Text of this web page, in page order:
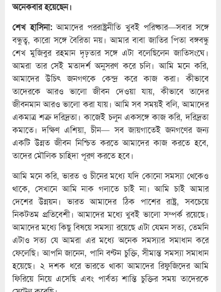
অনেকবার হয়েছেন।
শেখ হাসিনা:আমাদের পররাষ্ট্রনীতি খুবই পরিষ্কার—সবার সঙ্গে
বন্ধুত্ব, কারো সঙ্গে বৈরিতা নয়। আমার বাবা জাতির পিতা বঙ্গবন্ধু
শেখ মুজিবুর রহমান দৃঢ়তার সঙ্গে এটা বলেছিলেন জাতিসংঘে।
আমরা তার সেই মতাদর্শ অনুসরণ করে চলি। আমি মনে করি,
আমাদের উচিৎ জনগণকে কেন্দ্র করে কাজ করা। কীভাবে
তাদেরকে আরও ভালো জীবন দেওয়া যায়, কীভাবে তাদের
জীবনমান আরও ভালো করা যায়। আমি সব সময়ই বলি, আমাদের
একমাত্র শত্রু দরিদ্রতা। কাজেই চলুন একসঙ্গে কাজ করি, দরিদ্রতা
কমাতে। দক্ষিণ এশিয়া, চীন— সব জায়গাতেই জনগণের জন্য
একটি উন্নত জীবন নিশ্চিত করতে আমাদের কাজ করতে হবে,
তাদের মৌলিক চাহিদা পূরণ করতে হবে।
আমি মনে করি, ভারত ও চীনের মধ্যে যদি কোনো সমস্যা থেকেও
থাকে, সেখানে আমি নাক গলাতে চাই না। আমি চাই আমার
দেশের উন্নয়ন। ভারত আমাদের ঠিক পাশের রাষ্ট্র, সবচেয়ে
নিকটতম প্রতিবেশী। আমাদের মধ্যে খুবই ভালো সম্পর্ক রয়েছে।
আমাদের মধ্যে কিছু বিষয়ে সমস্যা রয়েছে এটা যেমন সত্য, তেমনি
এটাও সত্য যে আমরা এর মধ্যে অনেক সমস্যার সমাধান করে
ফেলেছি। আপনি জানেন, পানি বণ্টন চুক্তি, সীমান্ত সমস্যা সমাধান
হয়েছে। ২ দশক ধরে ভারতে থাকা আমাদের রিফুজিদের আমি
ফিরিয়ে নিয়ে এসেছি এবং পার্বত্য শান্তি চুক্তির সময় তাদেরকে